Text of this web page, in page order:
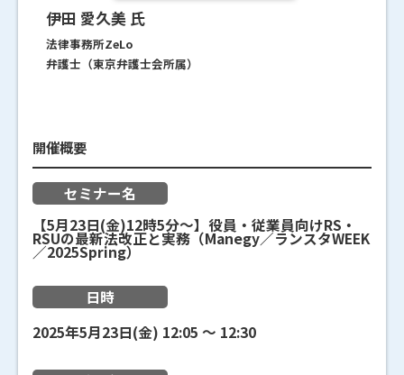
伊田 愛久美 氏
法律事務所ZeLo
弁護士（東京弁護士会所属）
開催概要
セミナー名
【5月23日(金)12時5分～】役員・従業員向けRS・
RSUの最新法改正と実務（Manegy／ランスタWEEK
／2025Spring）
日時
2025年5月23日(金) 12:05 〜 12:30